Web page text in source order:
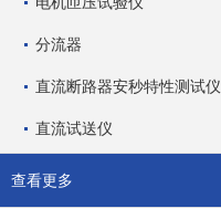
分流器
直流断路器安秒特性测试仪
直流试送仪
查看更多